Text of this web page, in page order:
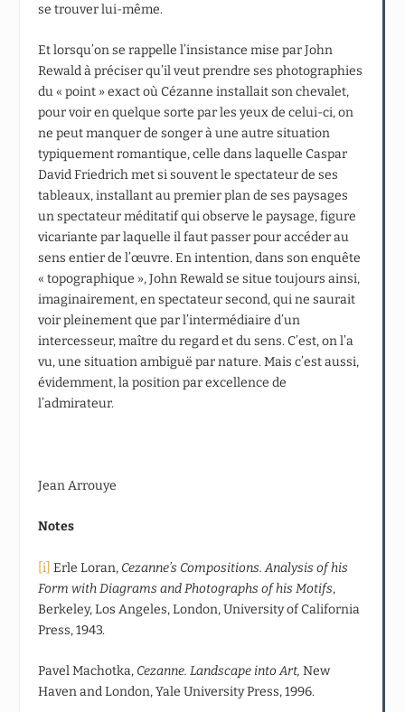
se trouver lui-même.
Et lorsqu’on se rappelle l’insistance mise par John
Rewald à préciser qu’il veut prendre ses photographies
du « point » exact où Cézanne installait son chevalet,
pour voir en quelque sorte par les yeux de celui-ci, on
ne peut manquer de songer à une autre situation
typiquement romantique, celle dans laquelle Caspar
David Friedrich met si souvent le spectateur de ses
tableaux, installant au premier plan de ses paysages
un spectateur méditatif qui observe le paysage, figure
vicariante par laquelle il faut passer pour accéder au
sens entier de l’œuvre. En intention, dans son enquête
« topographique », John Rewald se situe toujours ainsi,
imaginairement, en spectateur second, qui ne saurait
voir pleinement que par l’intermédiaire d’un
intercesseur, maître du regard et du sens. C’est, on l’a
vu, une situation ambiguë par nature. Mais c’est aussi,
évidemment, la position par excellence de
l’admirateur.
Jean Arrouye
Notes
[i] Erle Loran, Cezanne’s Compositions. Analysis of his
Form with Diagrams and Photographs of his Motifs,
Berkeley, Los Angeles, London, University of California
Press, 1943.
Pavel Machotka, Cezanne. Landscape into Art, New
Haven and London, Yale University Press, 1996.